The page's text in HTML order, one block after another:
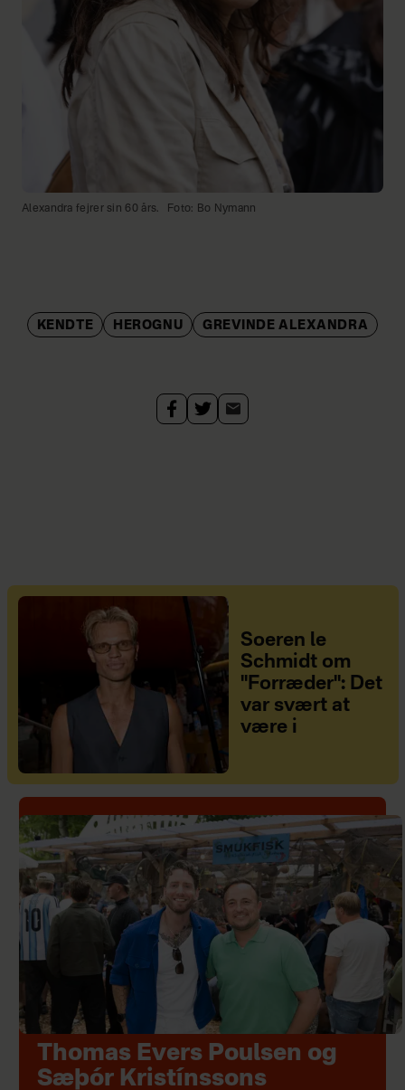
Alexandra fejrer sin 60 års. Foto: Bo Nymann
KENDTE HEROGNU GREVINDE ALEXANDRA
Soeren le
Schmidt om
"Forræder": Det
var svært at
være i
Thomas Evers Poulsen og
Sæþór Kristínssons